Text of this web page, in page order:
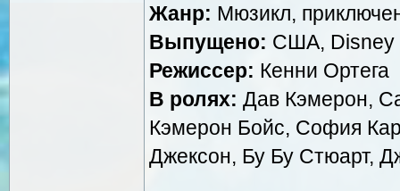
Жанр: Мюзикл,
Выпущено: США, Disney
Режиссер: Кенни Ортега
В ролях: Дав Кэмерон,
Кэмерон Бойс, София
Джексон, Бу Бу Стюарт,